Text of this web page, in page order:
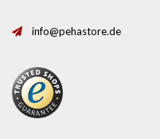
info@pehastore.de